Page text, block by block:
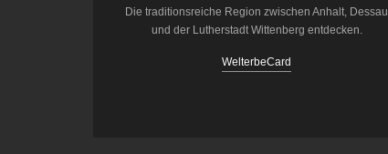
Die traditionsreiche Region zwischen Anhalt, Dessau
und der Lutherstadt Wittenberg entdecken.
WelterbeCard